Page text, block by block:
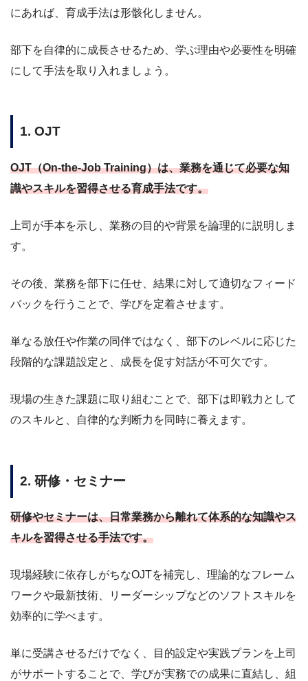
にあれば、育成手法は形骸化しません。
部下を自律的に成長させるため、学ぶ理由や必要性を明確
にして手法を取り入れましょう。
1. OJT
OJT（On-the-Job Training）は、業務を通じて必要な知
識やスキルを習得させる育成手法です。
上司が手本を示し、業務の目的や背景を論理的に説明しま
す。
その後、業務を部下に任せ、結果に対して適切なフィード
バックを行うことで、学びを定着させます。
単なる放任や作業の同伴ではなく、部下のレベルに応じた
段階的な課題設定と、成長を促す対話が不可欠です。
現場の生きた課題に取り組むことで、部下は即戦力として
のスキルと、自律的な判断力を同時に養えます。
2. 研修・セミナー
研修やセミナーは、日常業務から離れて体系的な知識やス
キルを習得させる手法です。
現場経験に依存しがちなOJTを補完し、理論的なフレーム
ワークや最新技術、リーダーシップなどのソフトスキルを
効率的に学べます。
単に受講させるだけでなく、目的設定や実践プランを上司
がサポートすることで、学びが実務での成果に直結し、組